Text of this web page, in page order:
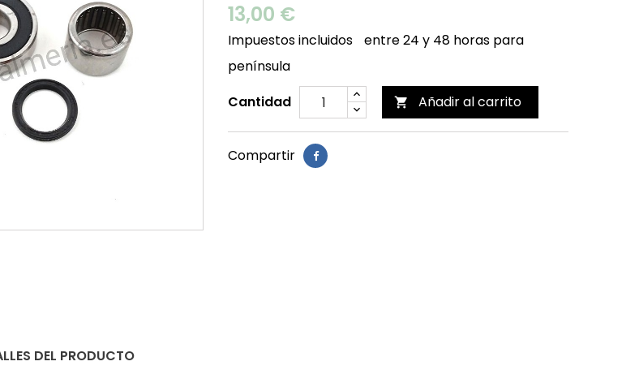
13,00 €
Impuestos incluidos
entre 24 y 48 horas para
península
Cantidad
 Añadir al carrito
Compartir
DEL PRODUCTO